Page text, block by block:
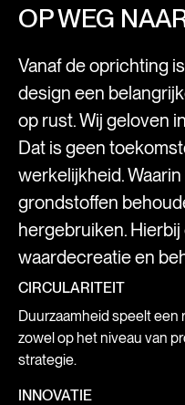
OP WEG
Vanaf de oprichting
design een
op rust. Wij geloven
Dat is geen
werkelijkheid.
grondstoffen
hergebruiken. Hierbij
waardecreatie en
CIRCULARITEIT
Duurzaamheid speelt een
zowel op het niveau van
strategie.
INNOVATIE